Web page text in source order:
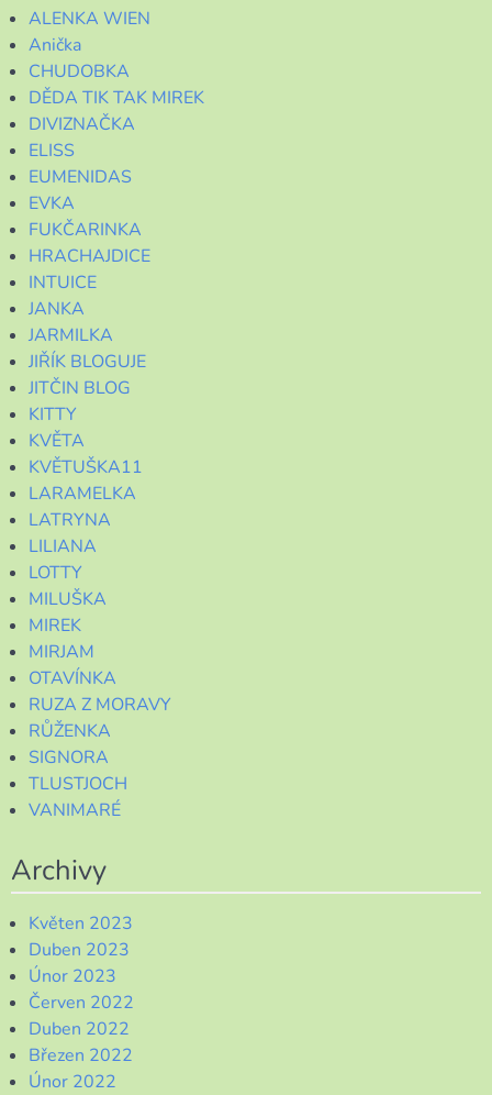
ALENKA WIEN
Anička
CHUDOBKA
DĚDA TIK TAK MIREK
DIVIZNAČKA
ELISS
EUMENIDAS
EVKA
FUKČARINKA
HRACHAJDICE
INTUICE
JANKA
JARMILKA
JIŘÍK BLOGUJE
JITČIN BLOG
KITTY
KVĚTA
KVĚTUŠKA11
LARAMELKA
LATRYNA
LILIANA
LOTTY
MILUŠKA
MIREK
MIRJAM
OTAVÍNKA
RUZA Z MORAVY
RŮŽENKA
SIGNORA
TLUSTJOCH
VANIMARÉ
Archivy
Květen 2023
Duben 2023
Únor 2023
Červen 2022
Duben 2022
Březen 2022
Únor 2022